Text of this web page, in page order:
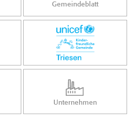
Gemeindeblatt
Unternehmen